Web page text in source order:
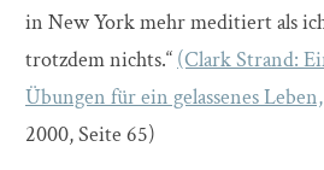
in New York mehr meditiert als
trotzdem nichts.“ (Clark Strand:
Übungen für ein gelassenes Leben,
2000, Seite 65)